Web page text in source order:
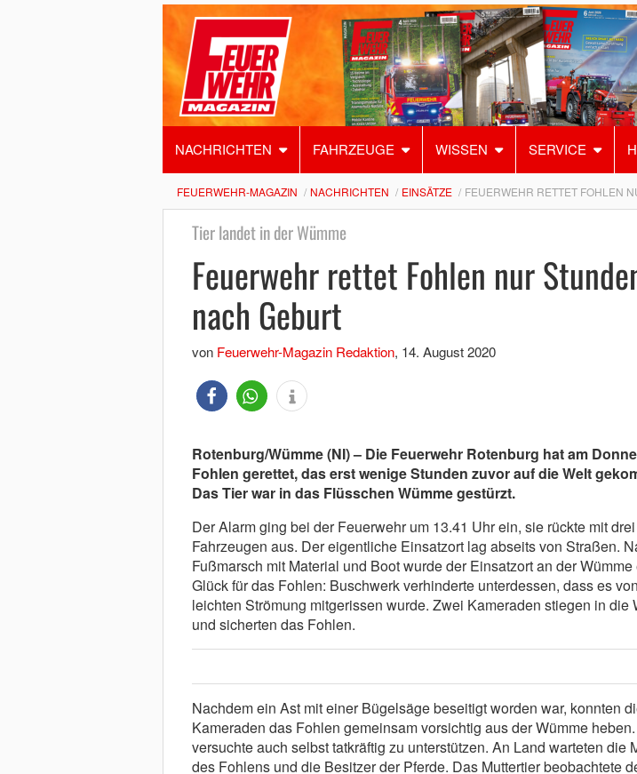
NACHRICHTEN FAHRZEUGE WISSEN SERVICE
FEUERWEHR-MAGAZIN NACHRICHTEN EINSÄTZE FEUERWEHR RETTET FOHLEN
Tier landet in der Wümme
Feuerwehr rettet Fohlen nur
nach Geburt
von Feuerwehr-Magazin Redaktion, 14. August 2020
Rotenburg/Wümme (NI) – Die Feuerwehr Rotenburg hat am
Fohlen gerettet, das erst wenige Stunden zuvor auf die Welt
Das Tier war in das Flüsschen Wümme gestürzt.
Der Alarm ging bei der Feuerwehr um 13.41 Uhr ein, sie rückte mit drei
Fahrzeugen aus. Der eigentliche Einsatzort lag abseits von Straßen.
Fußmarsch mit Material und Boot wurde der Einsatzort an der Wümme
Glück für das Fohlen: Buschwerk verhinderte unterdessen, dass es
leichten Strömung mitgerissen wurde. Zwei Kameraden stiegen in die
und sicherten das Fohlen.
Nachdem ein Ast mit einer Bügelsäge beseitigt worden war, konnten
Kameraden das Fohlen gemeinsam vorsichtig aus der Wümme
versuchte auch selbst tatkräftig zu unterstützen. An Land warteten die
des Fohlens und die Besitzer der Pferde. Das Muttertier beobachtete